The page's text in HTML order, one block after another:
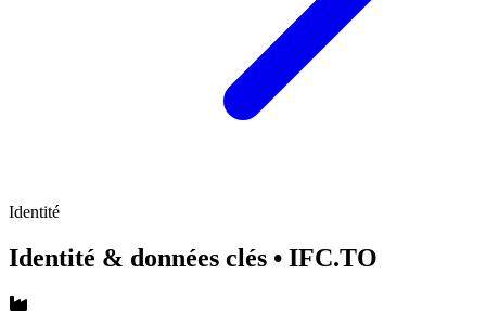
Identité
Identité & données clés • IFC.TO